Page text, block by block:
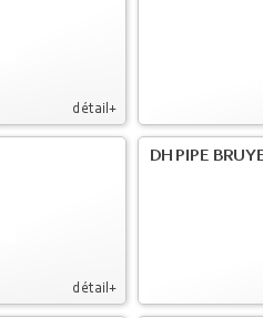
détail+
détail+
DH PIPE